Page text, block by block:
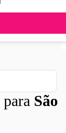
para São